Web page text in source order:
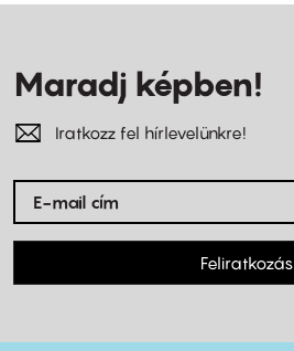
Maradj képben!
Iratkozz fel hírlevelünkre!
Feliratkozás